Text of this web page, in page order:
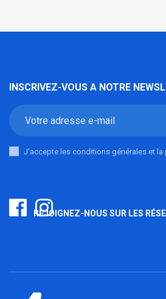
INSCRIVEZ-VOUS A NOTRE
J'accepte les conditions générales et
REJOIGNEZ-NOUS SUR LES